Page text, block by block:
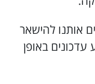
אותנו להישאר
עדכונים באופן